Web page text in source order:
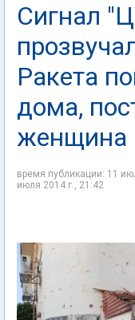
Сигнал
Ракета
дома,
женщина
время публикации: 11
июля 2014 г., 21:42